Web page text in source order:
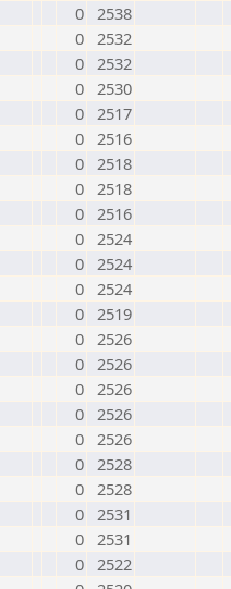
0 2538
0 2532
0 2532
0 2530
0 2517
0 2516
0 2518
0 2518
0 2516
0 2524
0 2524
0 2524
0 2519
0 2526
0 2526
0 2526
0 2526
0 2526
0 2528
0 2528
0 2531
0 2531
0 2522